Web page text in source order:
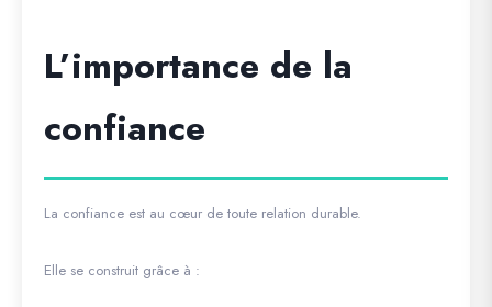
L’importance de la
confiance
La confiance est au cœur de toute relation durable.
Elle se construit grâce à :